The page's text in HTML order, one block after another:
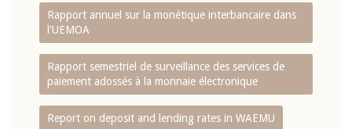
Rapport annuel sur la monétique interbancaire dans
l'UEMOA
Rapport semestriel de surveillance des services de
paiement adossés à la monnaie électronique
Report on deposit and lending rates in WAEMU